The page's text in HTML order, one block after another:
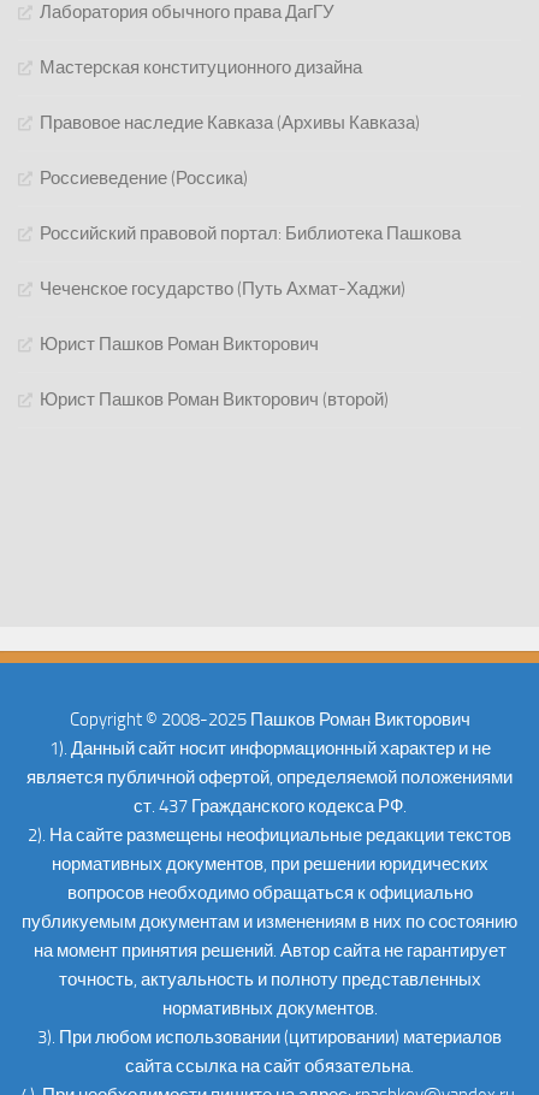
Лаборатория обычного права ДагГУ
Мастерская конституционного дизайна
Правовое наследие Кавказа (Архивы Кавказа)
Россиеведение (Россика)
Российский правовой портал: Библиотека Пашкова
Чеченское государство (Путь Ахмат-Хаджи)
Юрист Пашков Роман Викторович
Юрист Пашков Роман Викторович (второй)
Copyright © 2008-2025 Пашков Роман Викторович
1). Данный сайт носит информационный характер и не
является публичной офертой, определяемой положениями
ст. 437 Гражданского кодекса РФ.
2). На сайте размещены неофициальные редакции текстов
нормативных документов, при решении юридических
вопросов необходимо обращаться к официально
публикуемым документам и изменениям в них по состоянию
на момент принятия решений. Автор сайта не гарантирует
точность, актуальность и полноту представленных
нормативных документов.
3). При любом использовании (цитировании) материалов
сайта ссылка на сайт обязательна.